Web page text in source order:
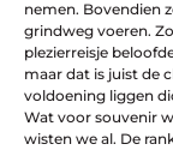
nemen. Bovendien
grindweg voeren.
plezierreisje
maar dat is juist de
voldoening liggen
Wat voor souvenir
wisten we al. De